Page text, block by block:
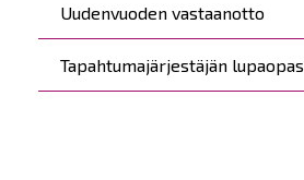
Uudenvuoden vastaanotto
Tapahtumajärjestäjän lupaopas